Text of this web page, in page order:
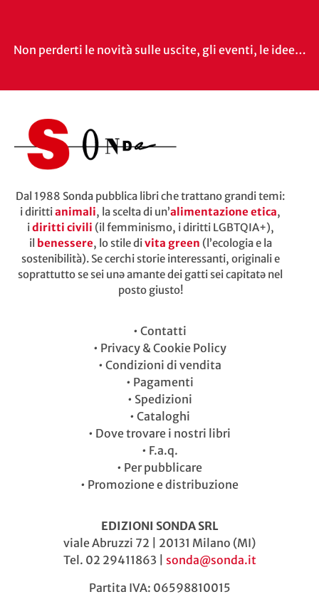
Non perderti le novità sulle uscite, gli eventi, le idee…
Dal 1988 Sonda pubblica libri che trattano grandi temi:
i dirittianimali, la scelta di un’alimentazione etica,
idiritti civili (il femminismo, i diritti LGBTQIA+),
il benessere, lo stile divita green (l’ecologia e la
sostenibilità). Se cerchi storie interessanti, originali e
soprattutto se sei unə amante dei gatti sei capitatə nel
posto giusto!
• Contatti
• Privacy & Cookie Policy
• Condizioni di vendita
• Pagamenti
• Spedizioni
• Cataloghi
• Dove trovare i nostri libri
• F.a.q.
• Per pubblicare
• Promozione e distribuzione
EDIZIONI SONDA SRL
viale Abruzzi 72 | 20131 Milano (MI)
Tel. 02 29411863 | sonda@sonda.it
Partita IVA: 06598810015